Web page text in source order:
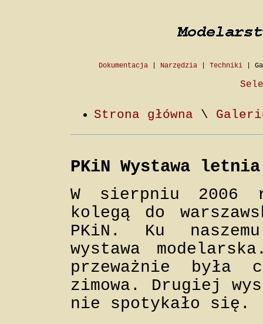
Dokumentacja| Narzędzia| Techniki|
Strona główna \
PKiN Wystawa
W sierpniu 2006
kolegą do
PKiN. Ku
wystawa
przeważnie była
zimowa. Drugiej
nie spotykało się.